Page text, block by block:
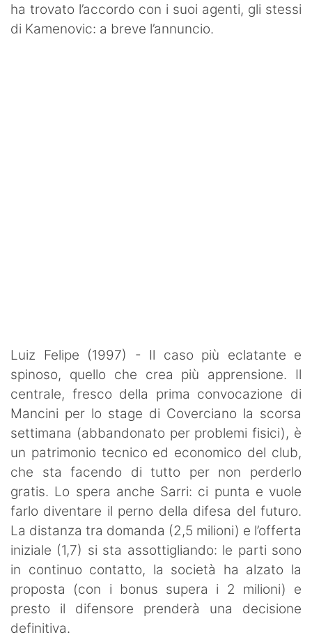
ha trovato l’accordo con i suoi agenti, gli stessi
di Kamenovic: a breve l’annuncio.
Luiz Felipe (1997) - Il caso più eclatante e
spinoso, quello che crea più apprensione. Il
centrale, fresco della prima convocazione di
Mancini per lo stage di Coverciano la scorsa
settimana (abbandonato per problemi fisici), è
un patrimonio tecnico ed economico del club,
che sta facendo di tutto per non perderlo
gratis. Lo spera anche Sarri: ci punta e vuole
farlo diventare il perno della difesa del futuro.
La distanza tra domanda (2,5 milioni) e l’offerta
iniziale (1,7) si sta assottigliando: le parti sono
in continuo contatto, la società ha alzato la
proposta (con i bonus supera i 2 milioni) e
presto il difensore prenderà una decisione
definitiva.